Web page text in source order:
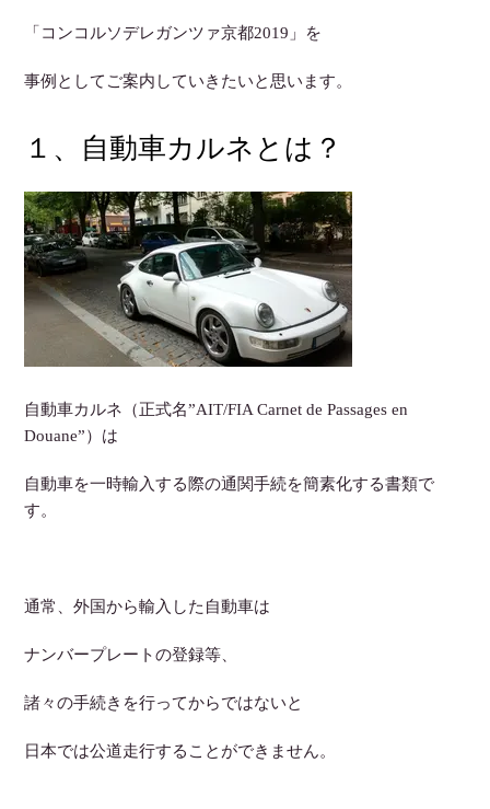
「コンコルソデレガンツァ京都2019」を
事例としてご案内していきたいと思います。
１、自動車カルネとは？
自動車カルネ（正式名”AIT/FIA Carnet de Passages en
Douane”）は
自動車を一時輸入する際の通関手続を簡素化する書類で
す。
通常、外国から輸入した自動車は
ナンバープレートの登録等、
諸々の手続きを行ってからではないと
日本では公道走行することができません。